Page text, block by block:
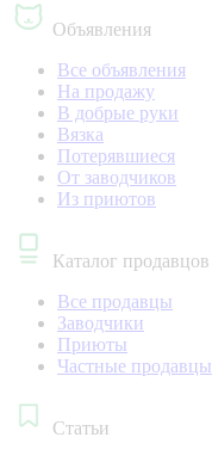
Объявления
Все объявления
На продажу
В добрые руки
Вязка
Потерявшиеся
От заводчиков
Из приютов
Каталог продавцов
Все продавцы
Заводчики
Приюты
Частные продавцы
Статьи